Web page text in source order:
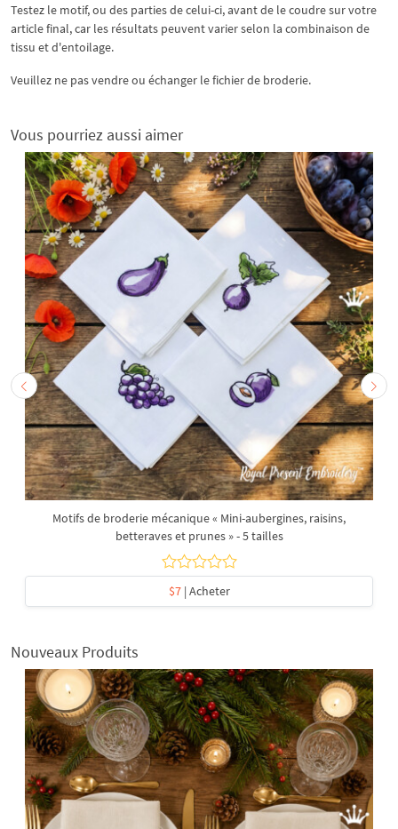
Testez le motif, ou des parties de celui-ci, avant de le coudre sur votre
article final, car les résultats peuvent varier selon la combinaison de
tissu et d'entoilage.
Veuillez ne pas vendre ou échanger le fichier de broderie.
Vous pourriez aussi aimer
Motifs de broderie mécanique « Mini-aubergines, raisins,
betteraves et prunes » - 5 tailles
$7| Acheter
Nouveaux Produits